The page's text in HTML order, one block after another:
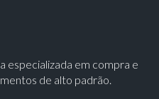
especializada em compra e
de alto padrão.